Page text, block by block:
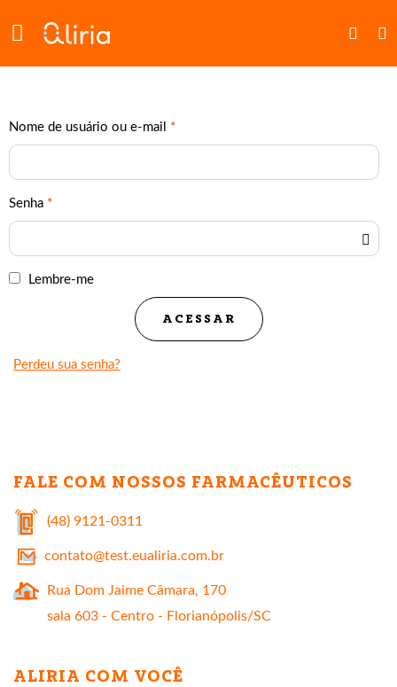
Nome de usuário ou e-mail *
Senha *
Lembre-me
ACESSAR
Perdeu sua senha?
FALE COM NOSSOS FARMACÊUTICOS
(48) 9121-0311
contato@test.eualiria.com.br
Rua Dom Jaime Câmara, 170
sala 603 - Centro - Florianópolis/SC
ALIRIA COM VOCÊ